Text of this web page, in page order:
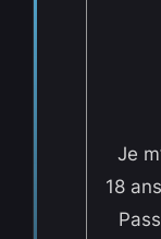
Je
18